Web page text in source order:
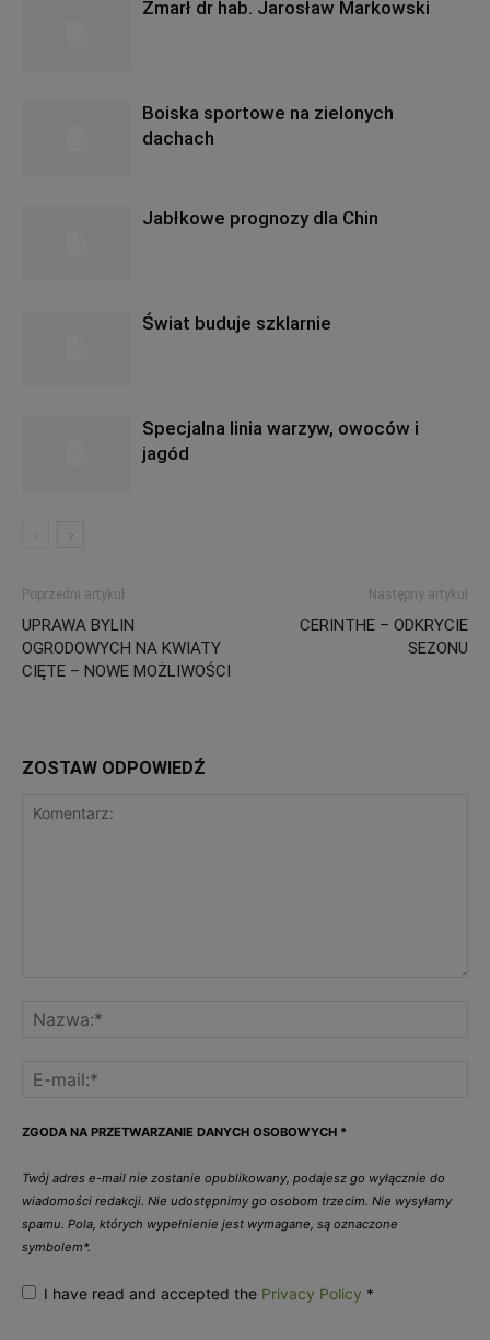
Zmarł dr hab. Jarosław Markowski
Boiska sportowe na zielonych
dachach
Jabłkowe prognozy dla Chin
Świat buduje szklarnie
Specjalna linia warzyw, owoców i
jagód
Poprzedni artykuł
UPRAWA BYLIN
OGRODOWYCH NA KWIATY
CIĘTE – NOWE MOŻLIWOŚCI
Następny artykuł
CERINTHE – ODKRYCIE
SEZONU
ZOSTAW ODPOWIEDŹ
ZGODA NA PRZETWARZANIE DANYCH OSOBOWYCH *
Twój adres e-mail nie zostanie opublikowany, podajesz go wyłącznie do
wiadomości redakcji. Nie udostępnimy go osobom trzecim. Nie wysyłamy
spamu. Pola, których wypełnienie jest wymagane, są oznaczone
symbolem*.
I have read and accepted the Privacy Policy *